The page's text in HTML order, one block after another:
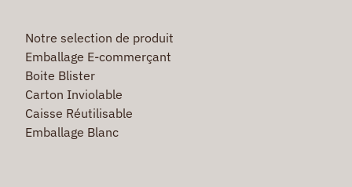
Notre selection de produit
Emballage E-commerçant
Boite Blister
Carton Inviolable
Caisse Réutilisable
Emballage Blanc